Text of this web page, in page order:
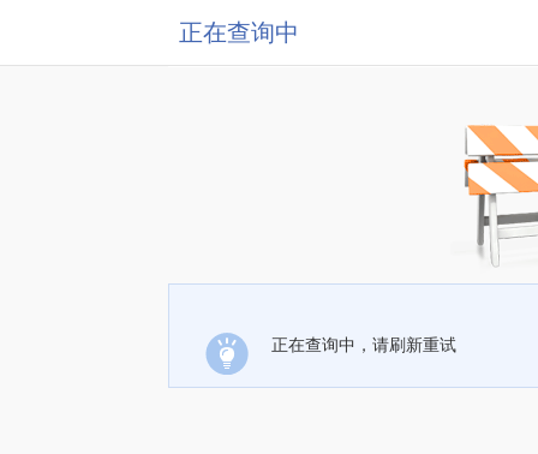
正在查询中
正在查询中，请刷新重试